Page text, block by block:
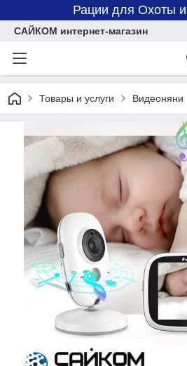
Рации для Охоты
САЙКОМ интернет-магазин
Товары и услуги Видеоняни